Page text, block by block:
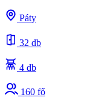
Páty
32 db
4 db
160 fő